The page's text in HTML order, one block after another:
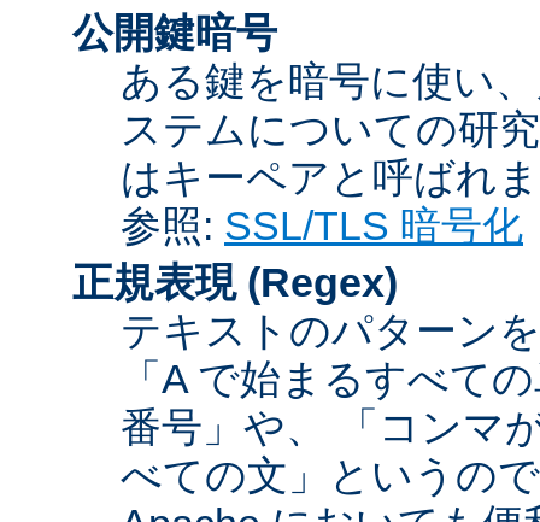
公開鍵暗号
ある鍵を暗号に使い
ステムについての研
はキーペアと呼ばれ
参照: SSL/TLS 暗号化
正規表現 (Regex)
テキストのパターン
「A で始まるすべて
番号」や、 「コンマ
べての文」というの